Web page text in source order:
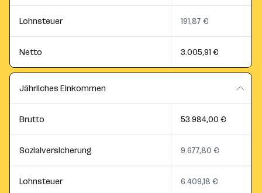
Lohnsteuer 191,87 €
Netto 3.005,91 €
Jährliches Einkommen
Brutto 53.984,00 €
Sozialversicherung 9.677,80 €
Lohnsteuer 6.409,18 €